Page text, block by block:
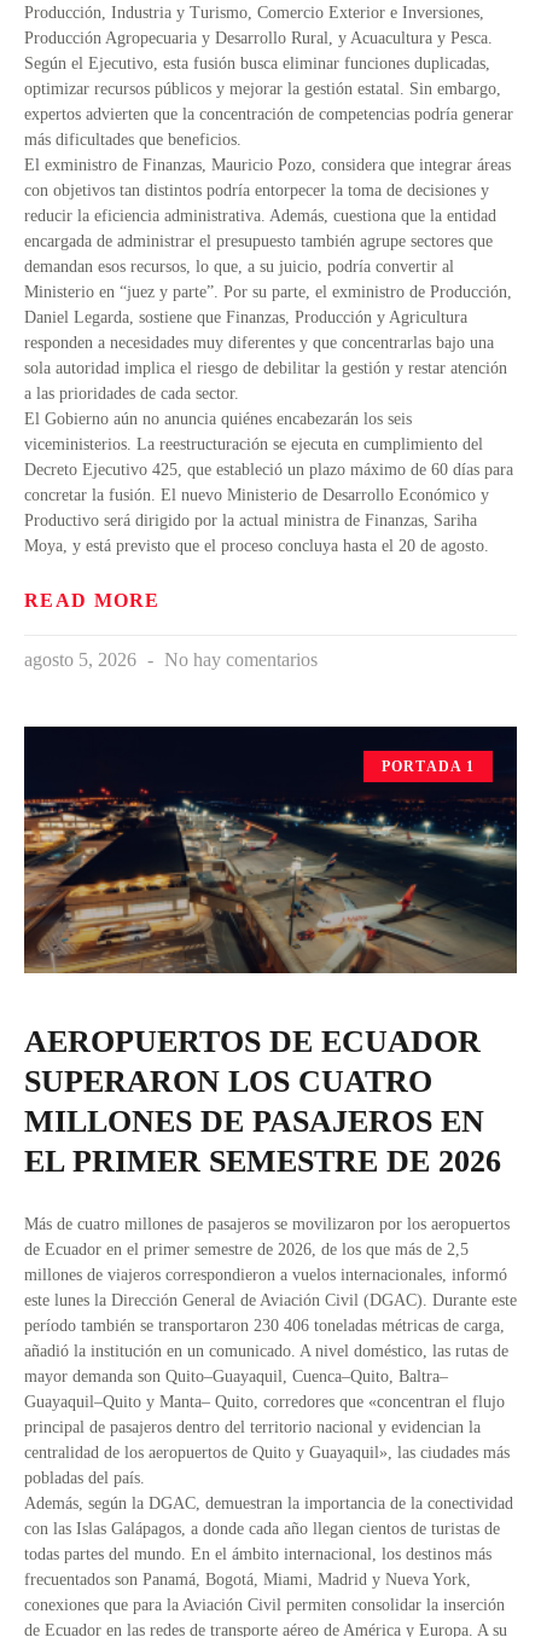
Producción, Industria y Turismo, Comercio Exterior e Inversiones,
Producción Agropecuaria y Desarrollo Rural, y Acuacultura y Pesca.
Según el Ejecutivo, esta fusión busca eliminar funciones duplicadas,
optimizar recursos públicos y mejorar la gestión estatal. Sin embargo,
expertos advierten que la concentración de competencias podría generar
más dificultades que beneficios.
El exministro de Finanzas, Mauricio Pozo, considera que integrar áreas
con objetivos tan distintos podría entorpecer la toma de decisiones y
reducir la eficiencia administrativa. Además, cuestiona que la entidad
encargada de administrar el presupuesto también agrupe sectores que
demandan esos recursos, lo que, a su juicio, podría convertir al
Ministerio en “juez y parte”. Por su parte, el exministro de Producción,
Daniel Legarda, sostiene que Finanzas, Producción y Agricultura
responden a necesidades muy diferentes y que concentrarlas bajo una
sola autoridad implica el riesgo de debilitar la gestión y restar atención
a las prioridades de cada sector.
El Gobierno aún no anuncia quiénes encabezarán los seis
viceministerios. La reestructuración se ejecuta en cumplimiento del
Decreto Ejecutivo 425, que estableció un plazo máximo de 60 días para
concretar la fusión. El nuevo Ministerio de Desarrollo Económico y
Productivo será dirigido por la actual ministra de Finanzas, Sariha
Moya, y está previsto que el proceso concluya hasta el 20 de agosto.
READ MORE
agosto 5, 2026 No hay comentarios
PORTADA 1
AEROPUERTOS DE ECUADOR
SUPERARON LOS CUATRO
MILLONES DE PASAJEROS EN
EL PRIMER SEMESTRE DE 2026
Más de cuatro millones de pasajeros se movilizaron por los aeropuertos
de Ecuador en el primer semestre de 2026, de los que más de 2,5
millones de viajeros correspondieron a vuelos internacionales, informó
este lunes la Dirección General de Aviación Civil (DGAC). Durante este
período también se transportaron 230 406 toneladas métricas de carga,
añadió la institución en un comunicado. A nivel doméstico, las rutas de
mayor demanda son Quito–Guayaquil, Cuenca–Quito, Baltra–
Guayaquil–Quito y Manta– Quito, corredores que «concentran el flujo
principal de pasajeros dentro del territorio nacional y evidencian la
centralidad de los aeropuertos de Quito y Guayaquil», las ciudades más
pobladas del país.
Además, según la DGAC, demuestran la importancia de la conectividad
con las Islas Galápagos, a donde cada año llegan cientos de turistas de
todas partes del mundo. En el ámbito internacional, los destinos más
frecuentados son Panamá, Bogotá, Miami, Madrid y Nueva York,
conexiones que para la Aviación Civil permiten consolidar la inserción
de Ecuador en las redes de transporte aéreo de América y Europa. A su